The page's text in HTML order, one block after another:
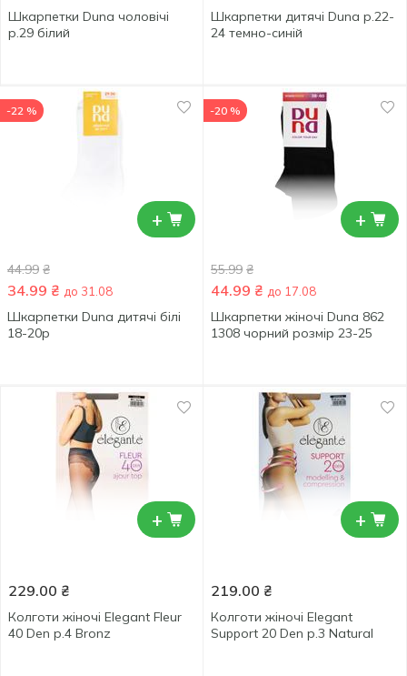
Шкарпетки Duna чоловічі
р.29 білий
Шкарпетки дитячі Duna р.22-
24 темно-синій
+
-22 %
44.99 ₴
34.99 ₴ до 31.08
Шкарпетки Duna дитячі білі
18-20р
+
-20 %
55.99 ₴
44.99 ₴ до 17.08
Шкарпетки жіночі Duna 862
1308 чорний розмір 23-25
+
229.00 ₴
Колготи жіночі Elegant Fleur
40 Den р.4 Bronz
+
219.00 ₴
Колготи жіночі Elegant
Support 20 Den р.3 Natural